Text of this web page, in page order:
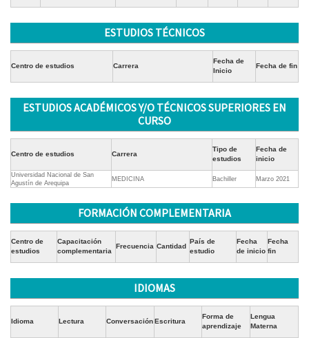
ESTUDIOS TÉCNICOS
Centro de estudios Carrera
Fecha de
Inicio
Fecha de fin
ESTUDIOS ACADÉMICOS Y/O TÉCNICOS SUPERIORES EN
CURSO
Centro de estudios Carrera
Tipo de
estudios
Fecha de
inicio
Universidad Nacional de San
Agustín de Arequipa
MEDICINA Bachiller Marzo 2021
FORMACIÓN COMPLEMENTARIA
Centro de
estudios
Capacitación
complementaria
Frecuencia Cantidad
País de
estudio
Fecha
de inicio
Fecha
fin
IDIOMAS
Idioma Lectura ConversaciónEscritura
Forma de
aprendizaje
Lengua
Materna